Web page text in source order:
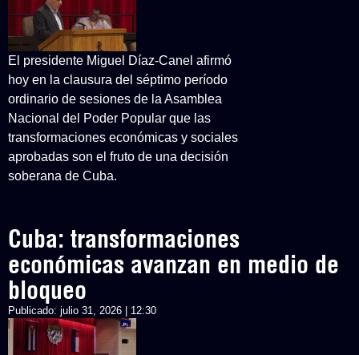
El presidente Miguel Díaz-Canel afirmó
hoy en la clausura del séptimo período
ordinario de sesiones de la Asamblea
Nacional del Poder Popular que las
transformaciones económicas y sociales
aprobadas son el fruto de una decisión
soberana de Cuba.
Cuba: transformaciones
económicas avanzan en medio de
bloqueo
Publicado: julio 31, 2026 | 12:30